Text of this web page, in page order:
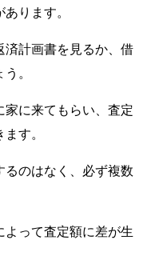
ります。
済計画書を見るか、借
。
家に来てもらい、査定
す。
るのはなく、必ず複数
って査定額に差が生